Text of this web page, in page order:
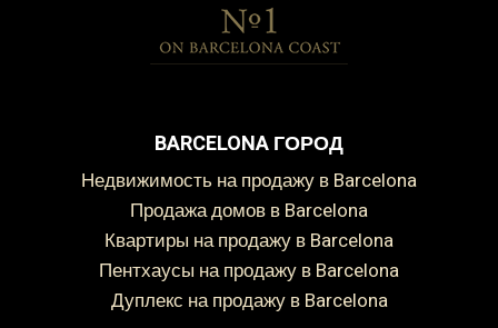
BARCELONA ГОРОД
Недвижимость на продажу в Barcelona
Продажа домов в Barcelona
Квартиры на продажу в Barcelona
Пентхаусы на продажу в Barcelona
Дуплекс на продажу в Barcelona